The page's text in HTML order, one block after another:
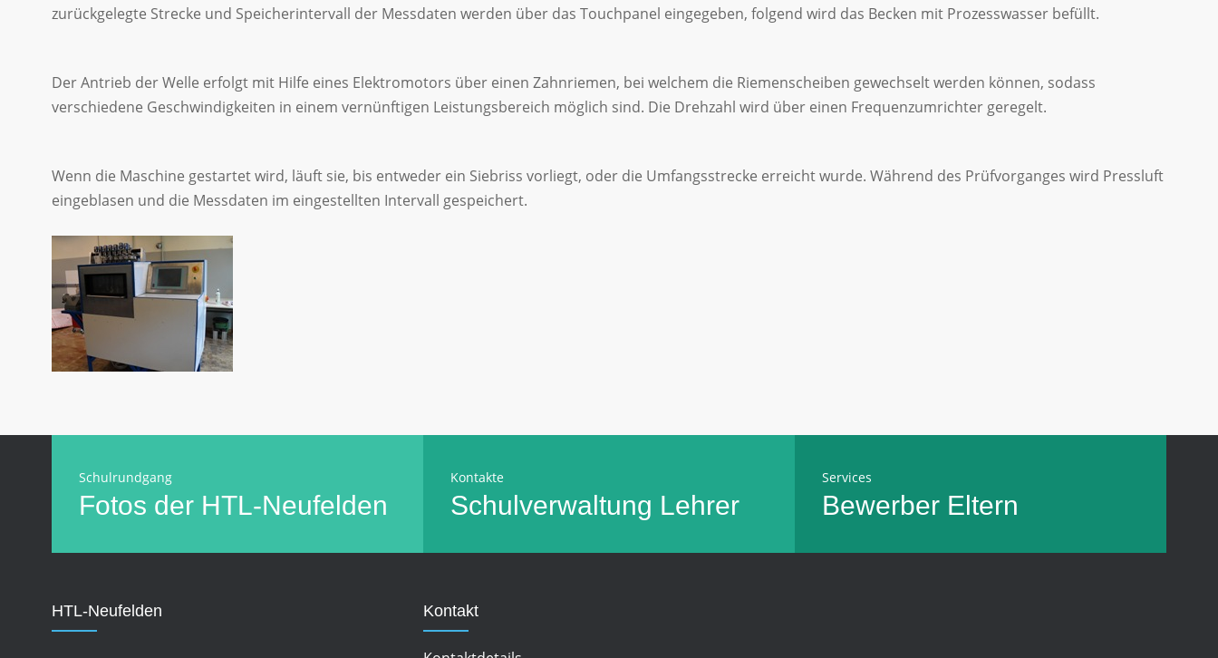
zurückgelegte Strecke und Speicherintervall der Messdaten werden über das Touchpanel eingegeben, folgend wird das Becken mit Prozesswasser befüllt.
Der Antrieb der Welle erfolgt mit Hilfe eines Elektromotors über einen Zahnriemen, bei welchem die Riemenscheiben gewechselt werden können, sodass
verschiedene Geschwindigkeiten in einem vernünftigen Leistungsbereich möglich sind. Die Drehzahl wird über einen Frequenzumrichter geregelt.
Wenn die Maschine gestartet wird, läuft sie, bis entweder ein Siebriss vorliegt, oder die Umfangsstrecke erreicht wurde. Während des Prüfvorganges wird Pressluft
eingeblasen und die Messdaten im eingestellten Intervall gespeichert.
Schulrundgang
Fotos der HTL-Neufelden
Kontakte
Schulverwaltung Lehrer
Services
Bewerber Eltern
HTL-Neufelden Kontakt